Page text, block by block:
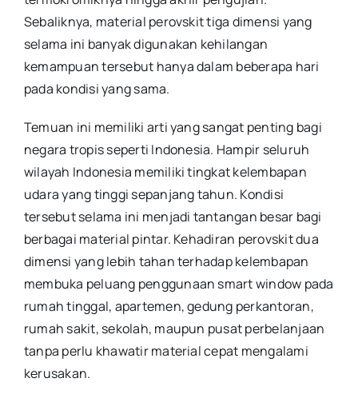
Sebaliknya, material perovskit tiga dimensi yang
selama ini banyak digunakan kehilangan
kemampuan tersebut hanya dalam beberapa hari
pada kondisi yang sama.
Temuan ini memiliki arti yang sangat penting bagi
negara tropis seperti Indonesia. Hampir seluruh
wilayah Indonesia memiliki tingkat kelembapan
udara yang tinggi sepanjang tahun. Kondisi
tersebut selama ini menjadi tantangan besar bagi
berbagai material pintar. Kehadiran perovskit dua
dimensi yang lebih tahan terhadap kelembapan
membuka peluang penggunaan smart window pada
rumah tinggal, apartemen, gedung perkantoran,
rumah sakit, sekolah, maupun pusat perbelanjaan
tanpa perlu khawatir material cepat mengalami
kerusakan.